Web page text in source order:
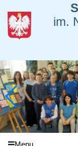
im.
Menu